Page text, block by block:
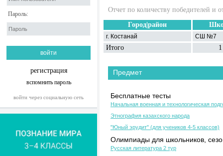
Пароль:
регистрация
вспомнить пароль
войти через социальную сеть
Отчет по количеству победителей и
Город|район
г. Костанай СШ №7
Итого 1
Предмет
Бесплатные тесты
Начальная военная и технологическая
Этнография казахского народа
"Юный эрудит" (для учеников 4-5 классов)
Олимпиады для школьников,
Русская литература 2 тур